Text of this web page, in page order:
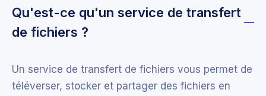
Qu'est-ce qu'un service de transfert
de fichiers ?
Un service de transfert de fichiers vous permet de
téléverser, stocker et partager des fichiers en